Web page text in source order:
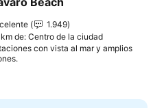
a favoritos
1.949
de: Centro de la ciudad
con vista al mar y amplios